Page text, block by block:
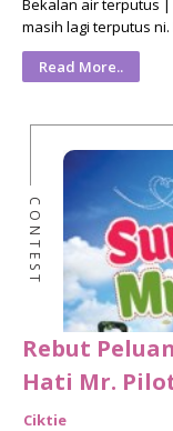
Bekalan air terputus
masih lagi terputus
Read More..
CONTEST
Rebut
Hati Mr.
Ciktie